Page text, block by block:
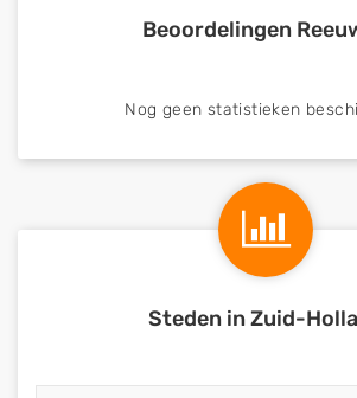
Beoordelingen
Nog geen statistieken
Steden in Zuid-